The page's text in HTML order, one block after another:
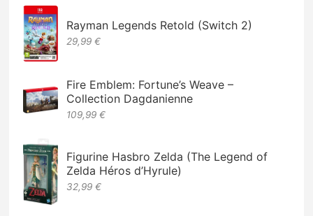
Rayman Legends Retold (Switch 2)
29,99 €
Fire Emblem: Fortune’s Weave –
Collection Dagdanienne
109,99 €
Figurine Hasbro Zelda (The Legend of
Zelda Héros d’Hyrule)
32,99 €